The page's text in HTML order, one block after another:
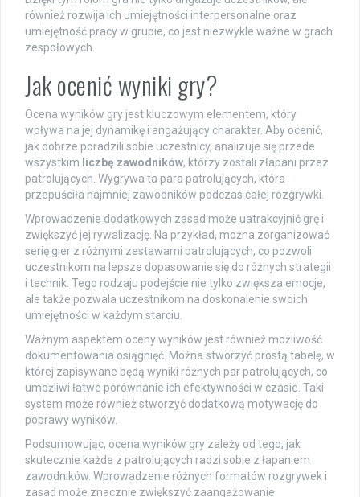
również rozwija ich umiejętności interpersonalne oraz
umiejętność pracy w grupie, co jest niezwykle ważne w grach
zespołowych.
Jak ocenić wyniki gry?
Ocena wyników gry jest kluczowym elementem, który
wpływa na jej dynamikę i angażujący charakter. Aby ocenić,
jak dobrze poradzili sobie uczestnicy, analizuje się przede
wszystkim liczbę zawodników, którzy zostali złapani przez
patrolujących. Wygrywa ta para patrolujących, która
przepuściła najmniej zawodników podczas całej rozgrywki.
Wprowadzenie dodatkowych zasad może uatrakcyjnić grę i
zwiększyć jej rywalizację. Na przykład, można zorganizować
serię gier z różnymi zestawami patrolujących, co pozwoli
uczestnikom na lepsze dopasowanie się do różnych strategii
i technik. Tego rodzaju podejście nie tylko zwiększa emocje,
ale także pozwala uczestnikom na doskonalenie swoich
umiejętności w każdym starciu.
Ważnym aspektem oceny wyników jest również możliwość
dokumentowania osiągnięć. Można stworzyć prostą tabelę, w
której zapisywane będą wyniki różnych par patrolujących, co
umożliwi łatwe porównanie ich efektywności w czasie. Taki
system może również stworzyć dodatkową motywację do
poprawy wyników.
Podsumowując, ocena wyników gry zależy od tego, jak
skutecznie każde z patrolujących radzi sobie z łapaniem
zawodników. Wprowadzenie różnych formatów rozgrywek i
zasad może znacznie zwiększyć zaangażowanie